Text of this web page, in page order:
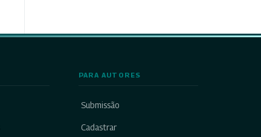
PARA AUTORES
Submissão
Cadastrar